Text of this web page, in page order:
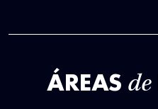
ÁREAS de